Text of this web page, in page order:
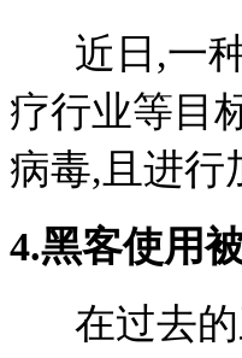
近日,一种
疗行业等目
病毒,且进行
4.黑客使用
在过去的